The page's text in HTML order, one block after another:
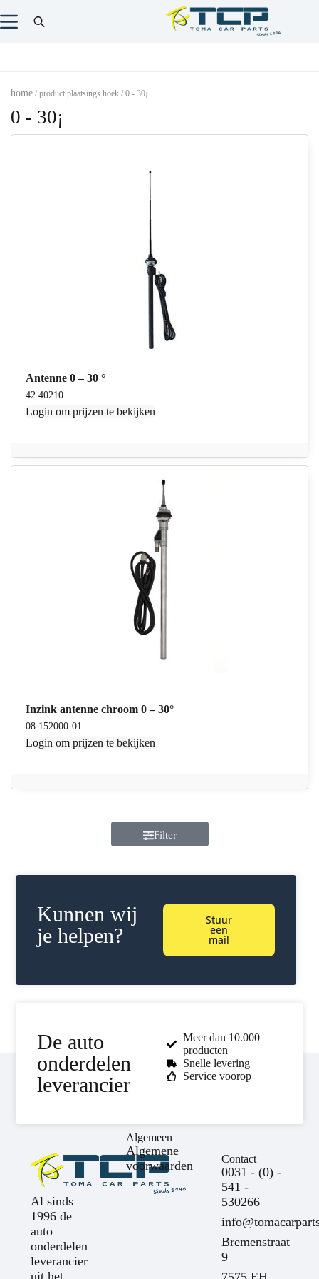
home / product plaatsings hoek / 0 - 30¡
0 - 30¡
Antenne 0 – 30 °
42.40210
Login om prijzen te bekijken
Inzink antenne chroom 0 – 30°
08.152000-01
Login om prijzen te bekijken
Filter
Kunnen wij
je helpen?
Stuur
een
mail
De auto
onderdelen
leverancier
Meer dan 10.000
producten
Snelle levering
Service voorop
Al sinds
1996 de
auto
onderdelen
leverancier
uit het
Algemeen
Algemene
voorwaarden
Contact
0031 - (0) -
541 -
530266
Bremenstraat
9